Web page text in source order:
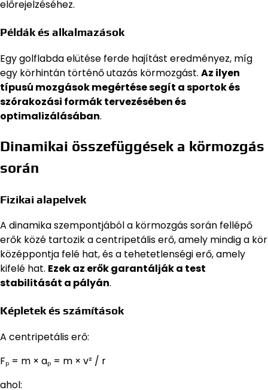
előrejelzéséhez.
Példák és alkalmazások
Egy golflabda elütése ferde hajítást eredményez, míg
egy körhintán történő utazás körmozgást. Az ilyen
típusú mozgások megértése segít a sportok és
szórakozási formák tervezésében és
optimalizálásában.
Dinamikai összefüggések a körmozgás
során
Fizikai alapelvek
A dinamika szempontjából a körmozgás során fellépő
erők közé tartozik a centripetális erő, amely mindig a kör
középpontja felé hat, és a tehetetlenségi erő, amely
kifelé hat. Ezek az erők garantálják a test
stabilitását a pályán.
Képletek és számítások
A centripetális erő:
Fₚ = m × aₚ = m × v² / r
ahol: